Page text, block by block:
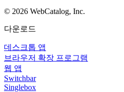
© 2026 WebCatalog, Inc.
다운로드
데스크톱 앱
브라우저 확장 프로그램
웹 앱
Switchbar
Singlebox